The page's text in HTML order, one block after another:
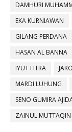
DAMHURI
EKA KURNIAWAN
GILANG PERDANA
HASAN AL BANNA
IYUT FITRA
MARDI LUHUNG
SENO GUMIRA
ZAINUL MUTTAQIN